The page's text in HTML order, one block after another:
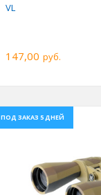
VL
147,00 руб.
ПОД ЗАКАЗ 5 ДНЕЙ
Previous